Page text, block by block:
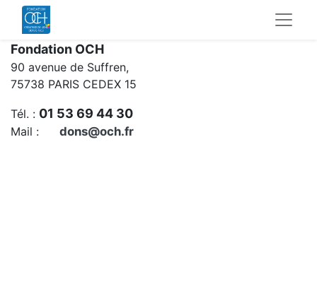
Fondation OCH
90 avenue de Suffren,
75738 PARIS CEDEX 15
Tél. : 01 53 69 44 30
Mail : dons@och.fr